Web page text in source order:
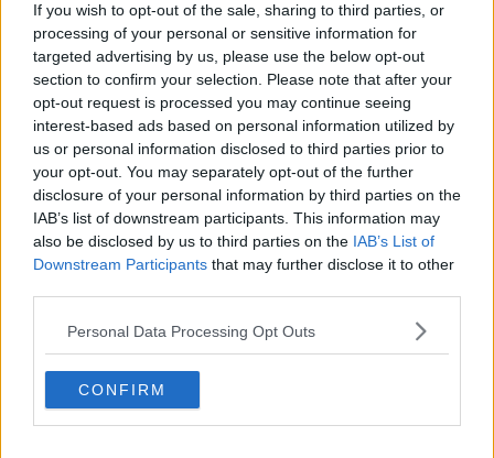
If you wish to opt-out of the sale, sharing to third parties, or
processing of your personal or sensitive information for
targeted advertising by us, please use the below opt-out
section to confirm your selection. Please note that after your
opt-out request is processed you may continue seeing
interest-based ads based on personal information utilized by
us or personal information disclosed to third parties prior to
your opt-out. You may separately opt-out of the further
disclosure of your personal information by third parties on the
IAB’s list of downstream participants. This information may
also be disclosed by us to third parties on the IAB’s List of
Downstream Participants that may further disclose it to other
Personal Data Processing Opt Outs
CONFIRM
​Il rosario
Paolo Rossi
Maradona
Cronaca
​Ancora Covid
​Biden!
In memoria
​Ancora Francesco
Rieccoci
Tenet
Francesco
Suarez
Non lo so
Destino
Valdera
Commissari
L'orso